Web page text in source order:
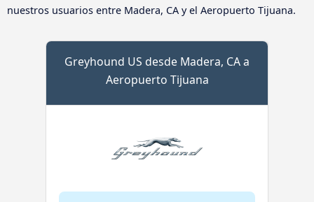
nuestros usuarios entre Madera, CA y el Aeropuerto Tijuana.
Greyhound US desde Madera, CA a
Aeropuerto Tijuana